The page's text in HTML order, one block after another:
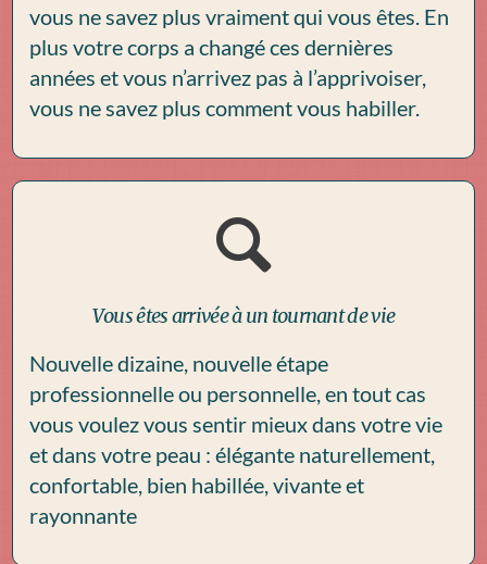
vous ne savez plus vraiment qui vous êtes. En
plus votre corps a changé ces dernières
années et vous n’arrivez pas à l’apprivoiser,
vous ne savez plus comment vous habiller.
Vous êtes arrivée à un tournant de vie
Nouvelle dizaine, nouvelle étape
professionnelle ou personnelle, en tout cas
vous voulez vous sentir mieux dans votre vie
et dans votre peau : élégante naturellement,
confortable, bien habillée, vivante et
rayonnante